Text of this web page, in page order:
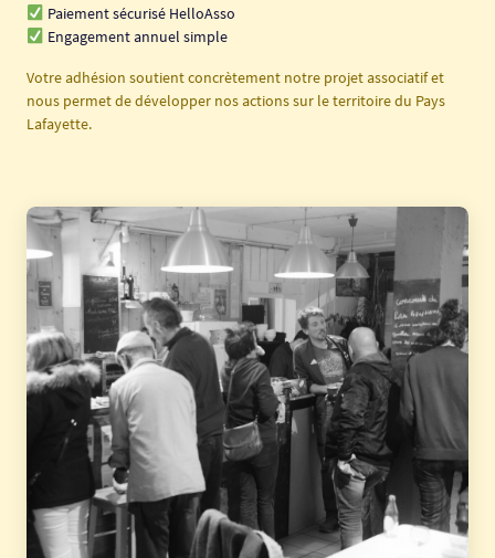
Paiement sécurisé HelloAsso
Engagement annuel simple
Votre adhésion soutient concrètement notre projet associatif et
nous permet de développer nos actions sur le territoire du Pays
Lafayette.